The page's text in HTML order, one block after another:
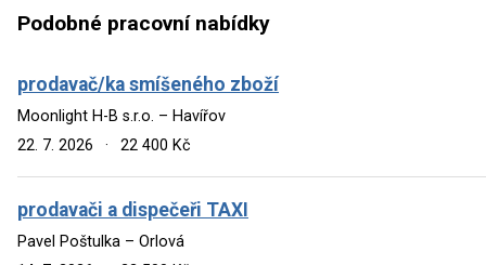
Podobné pracovní nabídky
prodavač/ka smíšeného zboží
Moonlight H-B s.r.o. – Havířov
22. 7. 2026
· 22 400 Kč
prodavači a dispečeři TAXI
Pavel Poštulka – Orlová